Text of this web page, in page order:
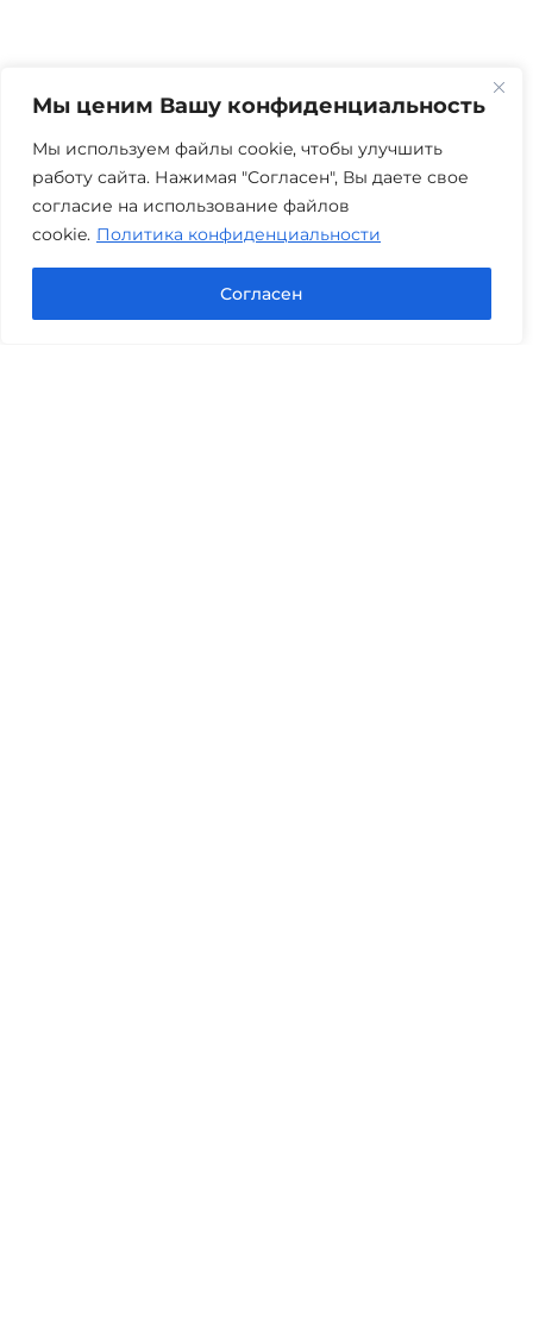
Мы ценим Вашу конфиденциальность
Мы используем файлы cookie, чтобы улучшить
работу сайта. Нажимая "Согласен", Вы даете свое
согласие на использование файлов
cookie. Политика конфиденциальности
Согласен